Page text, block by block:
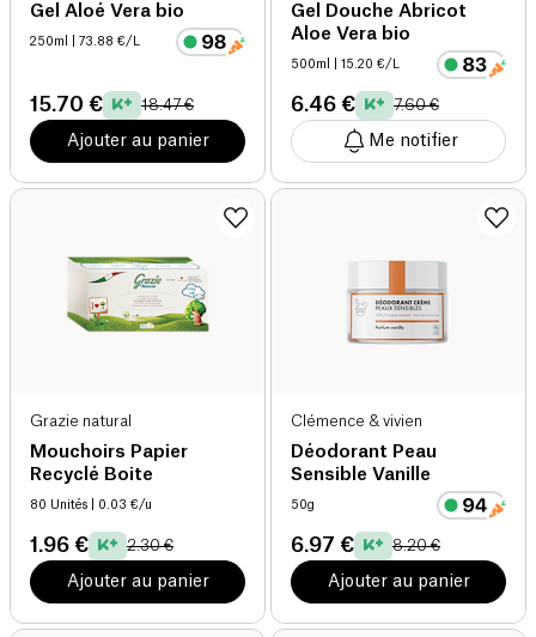
Gel Aloé Vera bio
250ml | 73.88 €/L
15.70 € 18.47 €
Ajouter au panier
Gel Douche Abricot
Aloe Vera bio
500ml | 15.20 €/L
6.46 € 7.60 €
Me notifier
Grazie natural
Mouchoirs Papier
Recyclé Boite
80 Unités | 0.03 €/u
1.96 € 2.30 €
Ajouter au panier
Clémence & vivien
Déodorant Peau
Sensible Vanille
50g
6.97 € 8.20 €
Ajouter au panier